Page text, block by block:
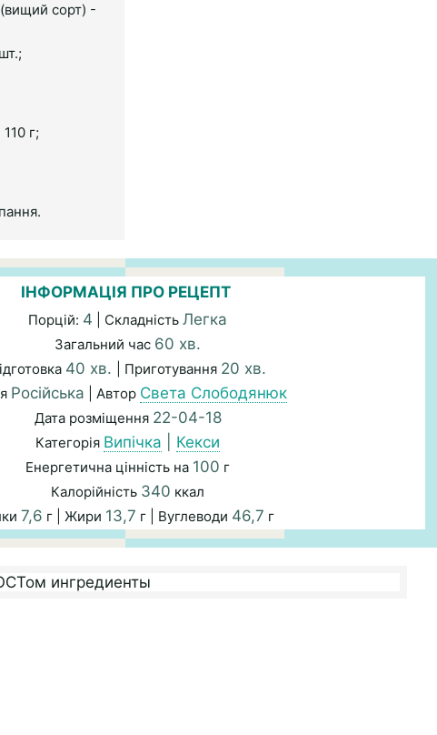
сорт) -
г;
ІНФОРМАЦІЯ ПРО РЕЦЕПТ
Порцій: 4 | Складність Легка
Загальний час 60 хв.
40 хв. | Приготування 20 хв.
Російська | Автор Света Слободянюк
Дата розміщення 22-04-18
Категорія Випічка Кекси
Енергетична цінність на 100 г
Калорійність 340 ккал
7,6 г | Жири 13,7 г | Вуглеводи 46,7 г